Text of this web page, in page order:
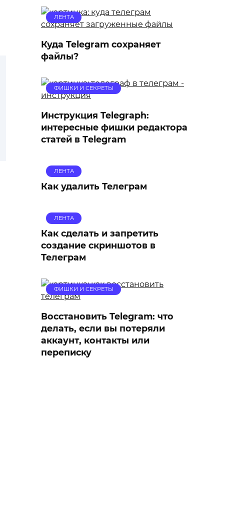
ЛЕНТА
Куда Telegram сохраняет
файлы?
ФИШКИ И СЕКРЕТЫ
Инструкция Telegraph:
интересные фишки редактора
статей в Тelegram
ЛЕНТА
Как удалить Телеграм
ЛЕНТА
Как сделать и запретить
создание скриншотов в
Телеграм
ФИШКИ И СЕКРЕТЫ
Восстановить Telegram: что
делать, если вы потеряли
аккаунт, контакты или
переписку